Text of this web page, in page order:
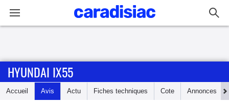
Accueil
HYUNDAI IX55
Accueil Avis Actu Fiches techniques Cote Annonces